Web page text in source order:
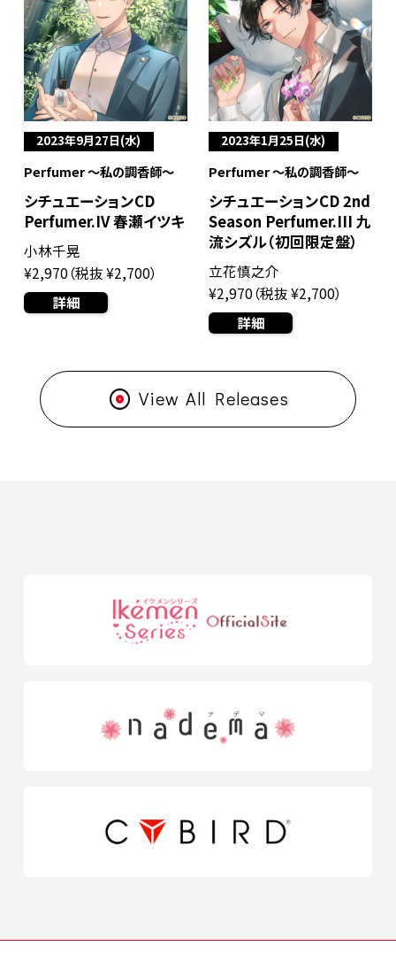
2023年9月27日(水)
Perfumer ～私の調香師～
シチュエーションCD
Perfumer.IV 春瀬イツキ
小林千晃
¥2,970（税抜 ¥2,700）
詳細
2023年1月25日(水)
Perfumer ～私の調香師～
シチュエーションCD 2nd
Season Perfumer.III 九
流シズル（初回限定盤）
立花慎之介
¥2,970（税抜 ¥2,700）
詳細
View All Releases